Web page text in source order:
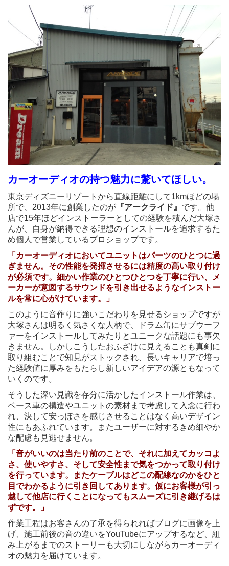
カーオーディオの持つ魅力に驚いてほしい。
東京ディズニーリゾートから直線距離にして1kmほどの場
所で、2013年に創業したのが 『アークライド』 です。他
店で15年ほどインストーラーとしての経験を積んだ大塚さ
んが、自身が納得できる理想のインストールを追求するた
め個人で営業しているプロショップです。
「カーオーディオにおいてユニットはパーツのひとつに過
ぎません。その性能を発揮させるには精度の高い取り付け
が必須です。細かい作業のひとつひとつを丁寧に行い、メ
ーカーが意図するサウンドを引き出せるようなインストー
ルを常に心がけています。」
このように音作りに強いこだわりを見せるショップですが
大塚さんは明るく気さくな人柄で、ドラム缶にサブウーフ
ァーをインストールしてみたりとユニークな話題にも事欠
きません。しかしこうしたおふざけに見えることも真剣に
取り組むことで知見がストックされ、長いキャリアで培っ
た経験値に厚みをもたらし新しいアイデアの源ともなって
いくのです。
そうした深い見識を存分に活かしたインストール作業は、
ベース車の構造やユニットの素材まで考慮して入念に行わ
れ、決して安っぽさを感じさせることはなく高いデザイン
性にもあふれています。またユーザーに対するきめ細やか
な配慮も見逃せません。
「音がいいのは当たり前のことで、それに加えてカッコよ
さ、使いやすさ、そして安全性まで気をつかって取り付け
を行っています。またケーブルはどこの配線なのかをひと
目でわかるように引き回してあります。仮にお客様が引っ
越して他店に行くことになってもスムーズに引き継げるは
ずです。」
作業工程はお客さんの了承を得られればブログに画像を上
げ、施工前後の音の違いをYouTubeにアップするなど、組
み上がるまでのストーリーも大切にしながらカーオーディ
オの魅力を届けています。